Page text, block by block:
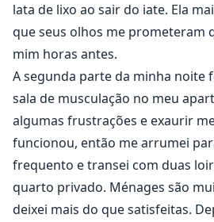
mais uma vez. A tensão surge
segredo de seu passado
Quando se beijam, chamas de
memórias do passado
Annora conseguirão encontrar o
campo minado que os aguarda
conhecem novamente? Ou serão
amante do passado?
Conteúdo sexual maduro para
lata de lixo ao sair do iate. Ela
que seus olhos me prometeram
mim horas antes.
A segunda parte da minha noite
sala de musculação no meu
algumas frustrações e exaurir
funcionou, então me arrumei
frequento e transei com duas
quarto privado. Ménages são
deixei mais do que satisfeitas.